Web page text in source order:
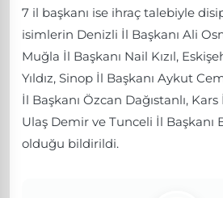
7 il başkanı ise ihraç talebiyle
isimlerin Denizli İl Başkanı Ali
Muğla İl Başkanı Nail Kızıl,
Yıldız, Sinop İl Başkanı Aykut
İl Başkanı Özcan Dağıstanlı,
Ulaş Demir ve Tunceli İl Başkanı
olduğu bildirildi.